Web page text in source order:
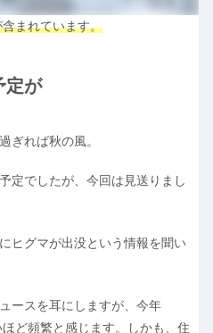
まれています。
定が
ぎれば秋の風。
定でしたが、今回は見送りまし
ヒグマが出没という情報を聞い
ースを耳にしますが、今年
ど頻繁と感じます。しかも、住